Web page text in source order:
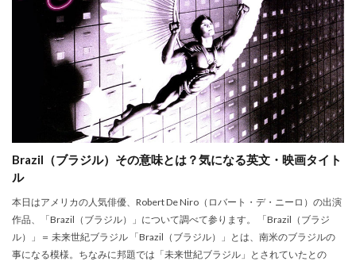
Brazil（ブラジル）その意味とは？気になる英文・映画タイト
ル
本日はアメリカの人気俳優、Robert De Niro（ロバート・デ・ニーロ）の出演
作品、「Brazil（ブラジル）」について調べて参ります。 「Brazil（ブラジ
ル）」＝ 未来世紀ブラジル 「Brazil（ブラジル）」とは、南米のブラジルの
事になる模様。ちなみに邦題では「未来世紀ブラジル」とされていたとの